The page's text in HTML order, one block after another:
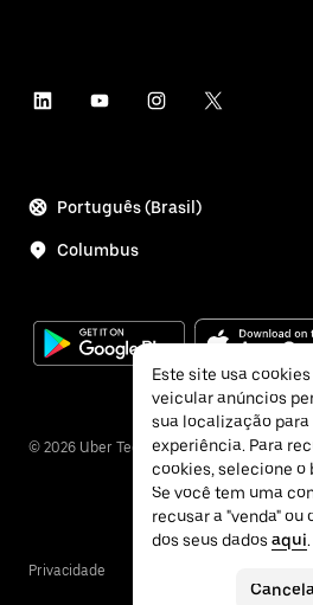
Português (Brasil)
Columbus
© 2026 Uber Technologies Inc.
Privacidade
Este site usa
veicular anúncios
sua localização
experiência. Para
cookies, selecione o
Se você tem uma
recusar a "venda"
dos seus dados aqui.